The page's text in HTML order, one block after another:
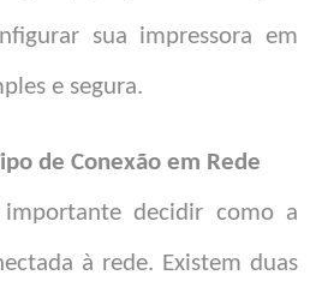
sua impressora em
e segura.
de Conexão em Rede
decidir como a
à rede. Existem duas